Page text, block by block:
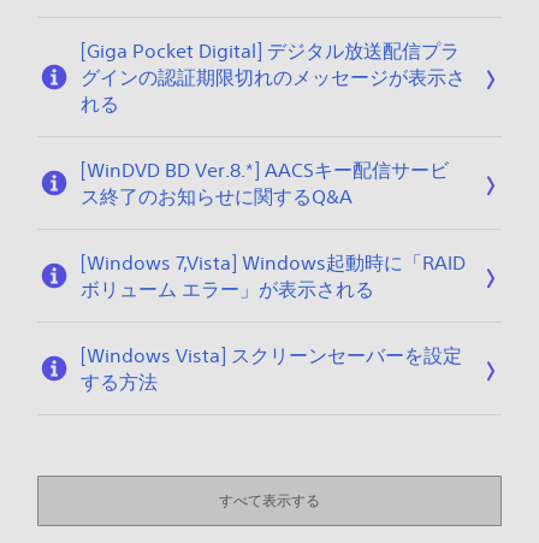
[Giga Pocket Digital] デジタル放送配信プラ
グインの認証期限切れのメッセージが表示さ
れる
[WinDVD BD Ver.8.*] AACSキー配信サービ
ス終了のお知らせに関するQ&A
[Windows 7,Vista] Windows起動時に「RAID
ボリューム エラー」が表示される
[Windows Vista] スクリーンセーバーを設定
する方法
すべて表示する